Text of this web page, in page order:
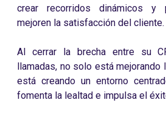
crear recorridos dinámicos y
mejoren la satisfacción del cliente.
Al cerrar la brecha entre su
llamadas, no solo está mejorando
está creando un entorno
fomenta la lealtad e impulsa el